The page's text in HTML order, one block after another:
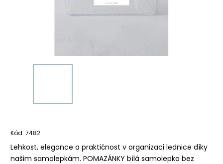
Kód: 7482
Lehkost, elegance a praktičnost v organizaci lednice díky
našim samolepkám. POMAZÁNKY bílá samolepka bez